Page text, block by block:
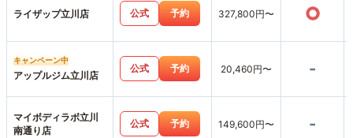
ライザップ立川店 公式 予約 327,800円〜 ○
キャンペーン中
アップルジム立川店
公式 予約 20,460円〜 -
マイボディラボ立川
南通り店
公式 予約 149,600円〜 -